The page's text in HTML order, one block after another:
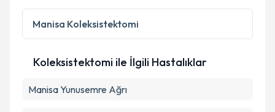
Manisa Koleksistektomi
Koleksistektomi ile İlgili Hastalıklar
Manisa Yunusemre Ağrı